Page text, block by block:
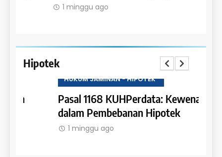
1 minggu ago
Hipotek
HUKUM JAMINAN - HIPOTEK
Pasal 1168 KUHPerdata: Kewenangan
dalam Pembebanan Hipotek
1 minggu ago